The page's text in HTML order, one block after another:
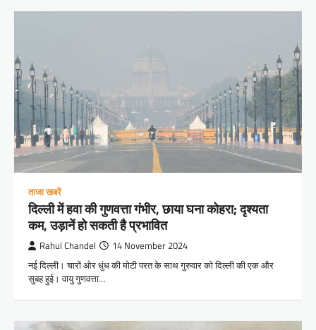
ताजा खबरें
दिल्ली में हवा की गुणवत्ता गंभीर, छाया घना कोहरा; दृश्यता
कम, उड़ानें हो सकती है प्रभावित
Rahul Chandel 14 November 2024
नई दिल्ली। चारों ओर धुंध की मोटी परत के साथ गुरुवार को दिल्ली की एक और
सुबह हुई। वायु गुणवत्ता…